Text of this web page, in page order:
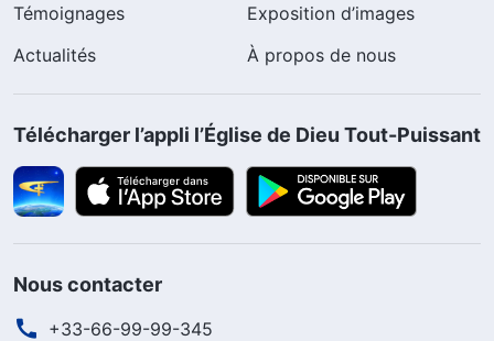
Témoignages
Exposition d’images
Actualités
À propos de nous
Télécharger l’appli l’Église de Dieu Tout-Puissant
Nous contacter
+33-66-99-99-345